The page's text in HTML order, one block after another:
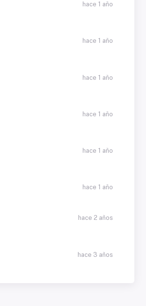
hace 1 año
hace 1 año
hace 1 año
hace 1 año
hace 1 año
hace 1 año
hace 2 años
hace 3 años